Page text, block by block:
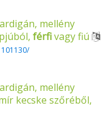
mellény
férfivagy fiú
mellény
kecske szőréből,